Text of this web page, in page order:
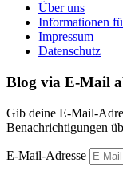
Über uns
Informationen
Impressum
Datenschutz
Blog via E-Mail
Gib deine E-Mail-
Benachrichtigungen
E-Mail-Adresse